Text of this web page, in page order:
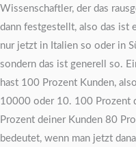
Wissenschaftler, der das
dann festgestellt, also das ist
nur jetzt in Italien so oder in
sondern das ist generell so.
hast 100 Prozent Kunden,
10000 oder 10. 100 Prozent
Prozent deiner Kunden 80
bedeutet, wenn man jetzt